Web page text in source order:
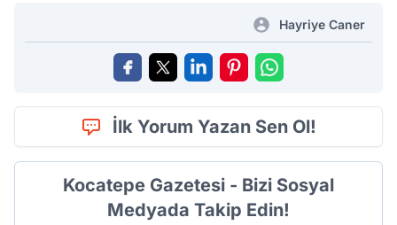
Hayriye Caner
İlk Yorum Yazan Sen Ol!
Kocatepe Gazetesi - Bizi Sosyal
Medyada Takip Edin!